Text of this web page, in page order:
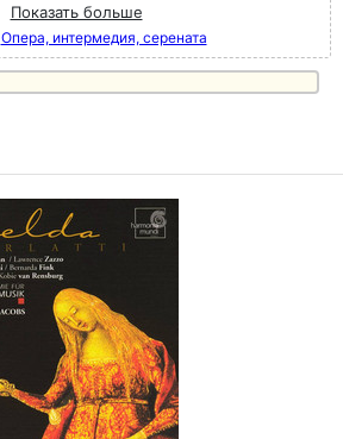
Показать больше
Опера, интермедия, серената